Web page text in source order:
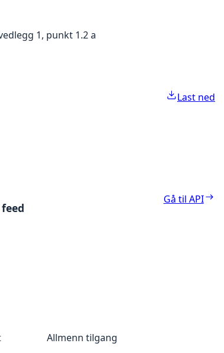
1, punkt 1.2 a
Last ned
Gå til API
Allmenn tilgang